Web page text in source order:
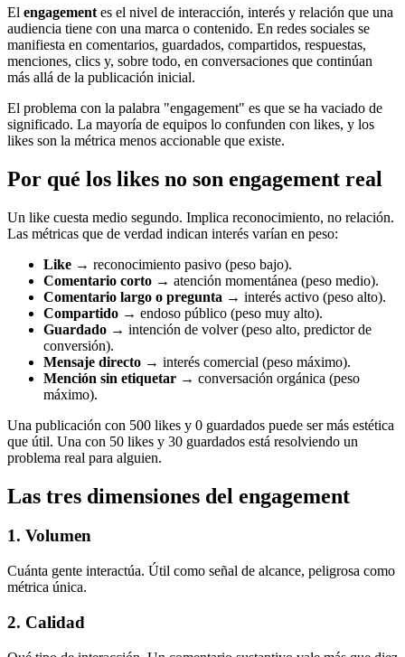
El engagement es el nivel de interacción, interés y relación que una
audiencia tiene con una marca o contenido. En redes sociales se
manifiesta en comentarios, guardados, compartidos, respuestas,
menciones, clics y, sobre todo, en conversaciones que continúan
más allá de la publicación inicial.
El problema con la palabra "engagement" es que se ha vaciado de
significado. La mayoría de equipos lo confunden con likes, y los
likes son la métrica menos accionable que existe.
Por qué los likes no son engagement real
Un like cuesta medio segundo. Implica reconocimiento, no relación.
Las métricas que de verdad indican interés varían en peso:
Like → reconocimiento pasivo (peso bajo).
Comentario corto → atención momentánea (peso medio).
Comentario largo o pregunta → interés activo (peso alto).
Compartido → endoso público (peso muy alto).
Guardado → intención de volver (peso alto, predictor de
conversión).
Mensaje directo → interés comercial (peso máximo).
Mención sin etiquetar → conversación orgánica (peso
máximo).
Una publicación con 500 likes y 0 guardados puede ser más estética
que útil. Una con 50 likes y 30 guardados está resolviendo un
problema real para alguien.
Las tres dimensiones del engagement
1. Volumen
Cuánta gente interactúa. Útil como señal de alcance, peligrosa como
métrica única.
2. Calidad